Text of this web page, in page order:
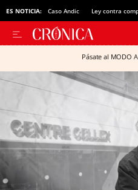
ES NOTICIA: Caso Andic Ley contra
Pásate al MODO